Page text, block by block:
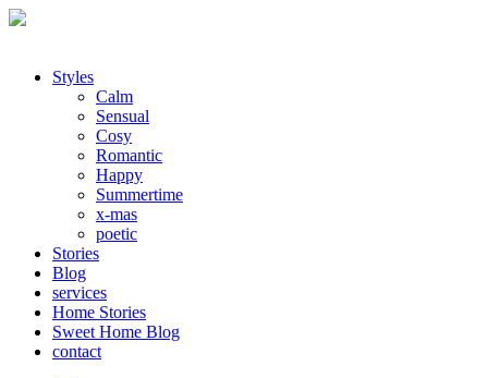
Styles
Calm
Sensual
Cosy
Romantic
Happy
Summertime
x-mas
poetic
Stories
Blog
services
Home Stories
Sweet Home Blog
contact